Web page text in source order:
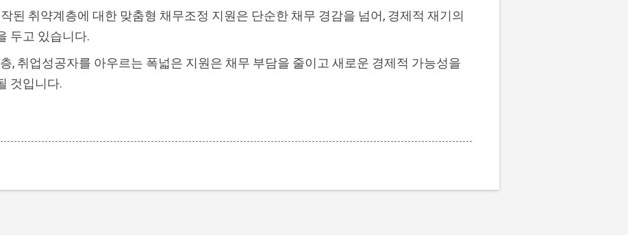
된 취약계층에 대한 맞춤형 채무조정 지원은 단순한 채무 경감을 넘어, 경제적 재기의
두고 있습니다.
, 취업성공자를 아우르는 폭넓은 지원은 채무 부담을 줄이고 새로운 경제적 가능성을
것입니다.